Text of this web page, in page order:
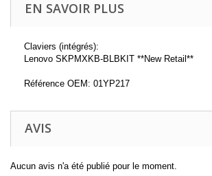
EN SAVOIR PLUS
Claviers (intégrés):
Lenovo SKPMXKB-BLBKIT **New Retail**
Référence OEM: 01YP217
AVIS
Aucun avis n'a été publié pour le moment.